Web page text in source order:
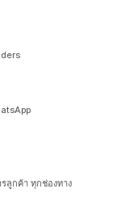
ลูกค้า ทุกช่องทาง